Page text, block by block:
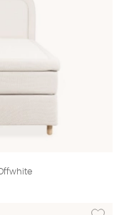
Lägg